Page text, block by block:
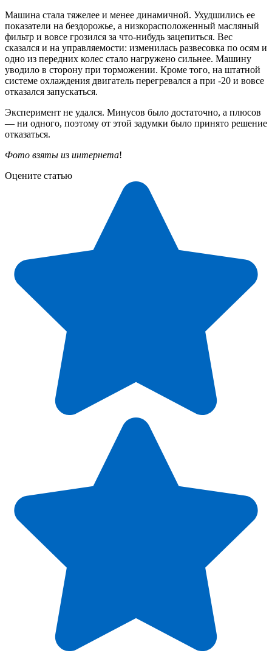
Машина стала тяжелее и менее динамичной. Ухудшились ее
показатели на бездорожье, а низкорасположенный масляный
фильтр и вовсе грозился за что-нибудь зацепиться. Вес
сказался и на управляемости: изменилась развесовка по осям и
одно из передних колес стало нагружено сильнее. Машину
уводило в сторону при торможении. Кроме того, на штатной
системе охлаждения двигатель перегревался а при -20 и вовсе
отказался запускаться.
Эксперимент не удался. Минусов было достаточно, а плюсов
— ни одного, поэтому от этой задумки было принято решение
отказаться.
Фото взяты из интернета!
Оцените статью